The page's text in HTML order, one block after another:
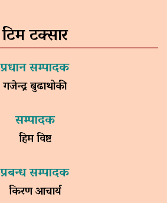
टिम टक्सार
प्रधान सम्पादक
गजेन्द्र बुढाथोकी
सम्पादक
हिम विष्ट
प्रबन्ध सम्पादक
किरण आचार्य